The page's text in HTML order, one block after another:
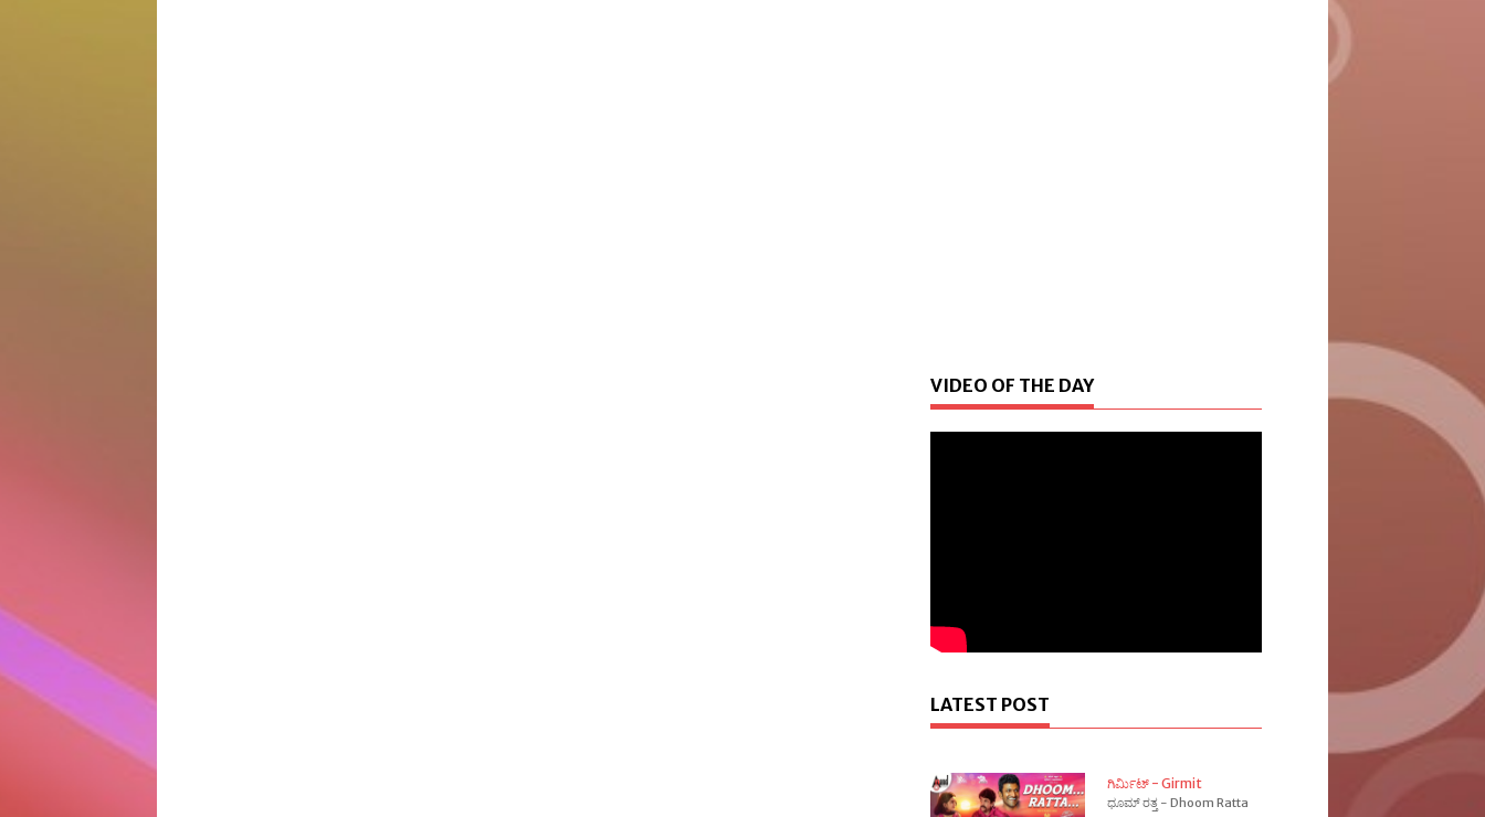
VIDEO OF THE DAY
LATEST POST
ಗಿರ್ಮಿಟ್ - Girmit
ಧೂಮ್ ರತ್ತ - Dhoom Ratta